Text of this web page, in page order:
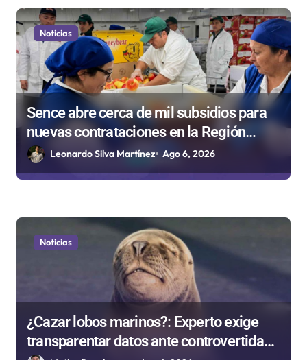
Noticias
Sence abre cerca de mil subsidios para
nuevas contrataciones en la Región
Antofagasta
Leonardo Silva Martínez Ago 6, 2026
Noticias
¿Cazar lobos marinos?: Experto exige
transparentar datos ante controvertida